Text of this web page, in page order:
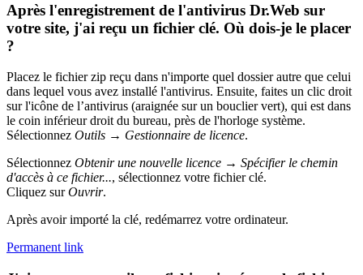
Après l'enregistrement de l'antivirus Dr.Web sur
votre site, j'ai reçu un fichier clé. Où dois-je le placer
?
Placez le fichier zip reçu dans n'importe quel dossier autre que celui
dans lequel vous avez installé l'antivirus. Ensuite, faites un clic droit
sur l'icône de l’antivirus (araignée sur un bouclier vert), qui est dans
le coin inférieur droit du bureau, près de l'horloge système.
Sélectionnez Outils → Gestionnaire de licence.
Sélectionnez Obtenir une nouvelle licence → Spécifier le chemin
d'accès à ce fichier..., sélectionnez votre fichier clé.
Cliquez surOuvrir.
Après avoir importé la clé, redémarrez votre ordinateur.
Permanent link